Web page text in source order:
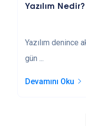
Yazılım Nedir?
Yazılım denince
gün ...
Devamını Oku